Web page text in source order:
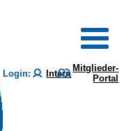
Login: Intern Mitglieder-
Portal